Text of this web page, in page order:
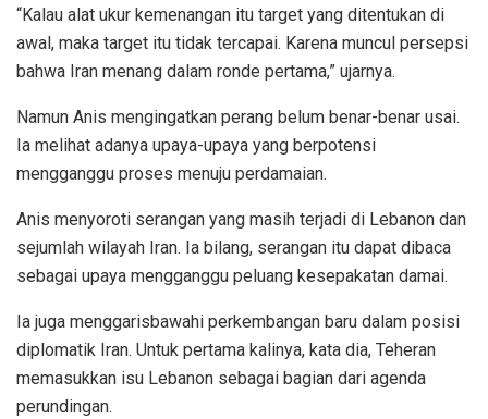
“Kalau alat ukur kemenangan itu target yang ditentukan di
awal, maka target itu tidak tercapai. Karena muncul persepsi
bahwa Iran menang dalam ronde pertama,” ujarnya.
Namun Anis mengingatkan perang belum benar-benar usai.
Ia melihat adanya upaya-upaya yang berpotensi
mengganggu proses menuju perdamaian.
Anis menyoroti serangan yang masih terjadi di Lebanon dan
sejumlah wilayah Iran. Ia bilang, serangan itu dapat dibaca
sebagai upaya mengganggu peluang kesepakatan damai.
Ia juga menggarisbawahi perkembangan baru dalam posisi
diplomatik Iran. Untuk pertama kalinya, kata dia, Teheran
memasukkan isu Lebanon sebagai bagian dari agenda
perundingan.